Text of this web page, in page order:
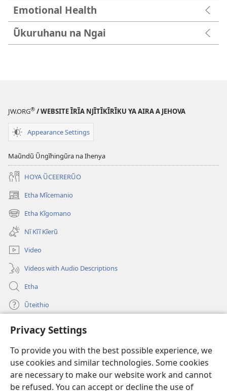
Privacy Settings
To provide you with the best possible experience, we
use cookies and similar technologies. Some cookies
are necessary to make our website work and cannot
be refused. You can accept or decline the use of
Emotional Health
Ũkuruhanu na Ngai
JW.ORG® / WEBSITE ĨRĨA NJĨTĨKĨRĨKU YA AIRA A JEHOVA
Appearance Settings
Maũndũ Ũngĩhingũra na Ihenya
HOYA ŨCEERERŨO
Etha Mĩcemanio
(opens
new
window)
Etha Kĩgomano
(opens
new
window)
Nĩ Kĩĩ Kĩerũ
Video
Videos with Audio Descriptions
Etha
Ũteithio
Mĩhothi
(opens
window)Ũthuthuria INTANETI-INĨ
(opens
new
window)
®
(opens